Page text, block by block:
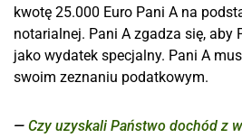
kwotę 25.000 Euro Pani A na
notarialnej. Pani A zgadza się, aby
jako wydatek specjalny. Pani A
swoim zeznaniu podatkowym.
Czy uzyskali Państwo dochód z